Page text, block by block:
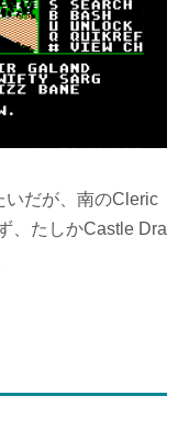
いだが、南のCleric
、たしかCastle Dra